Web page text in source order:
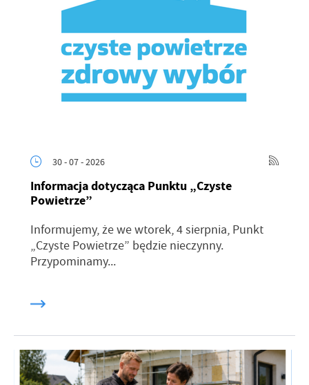
30 - 07 - 2026
Informacja dotycząca Punktu „Czyste
Powietrze”
Informujemy, że we wtorek, 4 sierpnia, Punkt
„Czyste Powietrze” będzie nieczynny.
Przypominamy...